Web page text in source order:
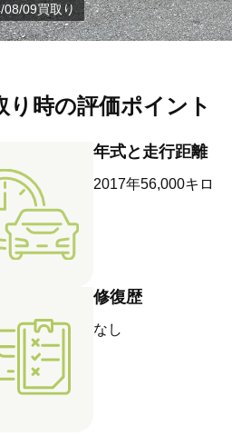
08/09買取り
り時の評価ポイント
年式と走行距離
2017年56,000キロ
修復歴
なし